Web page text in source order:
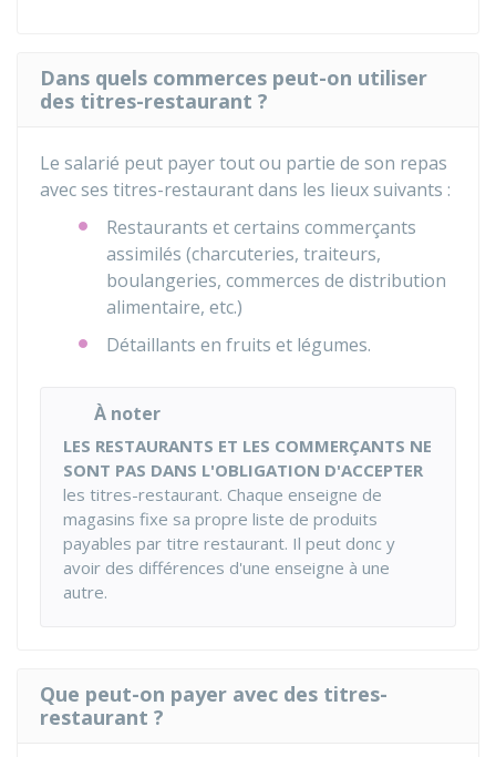
Dans quels commerces peut-on utiliser
des titres-restaurant ?
Le salarié peut payer tout ou partie de son repas
avec ses titres-restaurant dans les lieux suivants :
Restaurants et certains commerçants
assimilés (charcuteries, traiteurs,
boulangeries, commerces de distribution
alimentaire, etc.)
Détaillants en fruits et légumes.
À noter
LES RESTAURANTS ET LES COMMERÇANTS NE
SONT PAS DANS L'OBLIGATION D'ACCEPTER
les titres-restaurant. Chaque enseigne de
magasins fixe sa propre liste de produits
payables par titre restaurant. Il peut donc y
avoir des différences d'une enseigne à une
autre.
Que peut-on payer avec des titres-
restaurant ?